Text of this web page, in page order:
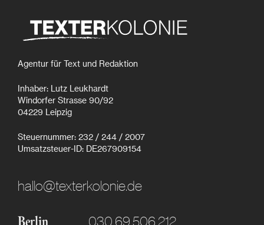
Agentur für Text und Redaktion
Inhaber: Lutz Leukhardt
Windorfer Strasse 90/92
04229 Leipzig
Steuernummer: 232 / 244 / 2007
Umsatzsteuer-ID: DE267909154
hallo@texterkolonie.de
030 69 506 212